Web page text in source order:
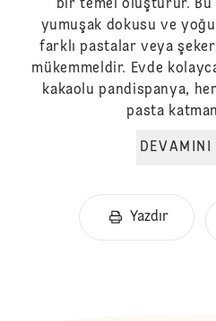
bir temel oluşturur. Bu
yumuşak dokusu ve
farklı pastalar veya
mükemmeldir. Evde
kakaolu pandispanya,
pasta
Yazdır